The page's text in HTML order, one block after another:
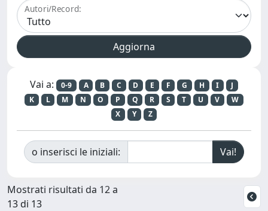
Autori/Record:
Vai a: 0-9 A B C D E F G H I
J
K
L M N O P Q R S T U V
W
X
Y Z
o inserisci le iniziali:
Mostrati risultati da 12 a
13 di 13